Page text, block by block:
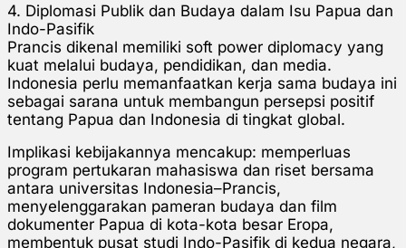
4. Diplomasi Publik dan Budaya dalam Isu Papua dan
Indo-Pasifik
Prancis dikenal memiliki soft power diplomacy yang
kuat melalui budaya, pendidikan, dan media.
Indonesia perlu memanfaatkan kerja sama budaya ini
sebagai sarana untuk membangun persepsi positif
tentang Papua dan Indonesia di tingkat global.
Implikasi kebijakannya mencakup: memperluas
program pertukaran mahasiswa dan riset bersama
antara universitas Indonesia–Prancis,
menyelenggarakan pameran budaya dan film
dokumenter Papua di kota-kota besar Eropa,
membentuk pusat studi Indo-Pasifik di kedua negara,